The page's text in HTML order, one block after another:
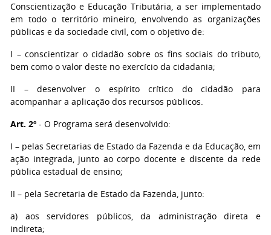
Conscientização e Educação Tributária, a ser implementado
em todo o território mineiro, envolvendo as organizações
públicas e da sociedade civil, com o objetivo de:
I – conscientizar o cidadão sobre os fins sociais do tributo,
bem como o valor deste no exercício da cidadania;
II – desenvolver o espírito crítico do cidadão para
acompanhar a aplicação dos recursos públicos.
Art. 2º - O Programa será desenvolvido:
I – pelas Secretarias de Estado da Fazenda e da Educação, em
ação integrada, junto ao corpo docente e discente da rede
pública estadual de ensino;
II – pela Secretaria de Estado da Fazenda, junto:
a) aos servidores públicos, da administração direta e
indireta;